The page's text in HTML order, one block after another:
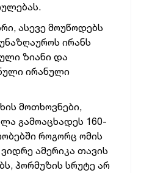
ასევე მოუწოდებს
ირანს
ზიანი და
ირანული
მოთხოვნები,
გამოაცხადეს 160-
როგორც ომის
ამერიკა თავის
ჰორმუზის სრუტე არ